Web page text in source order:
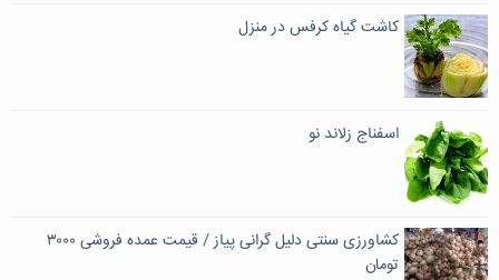
کاشت گیاه کرفس در منزل
اسفناج زلاند نو
کشاورزی سنتی دلیل گرانی پیاز / قیمت عمده فروشی ۳۰۰۰
تومان